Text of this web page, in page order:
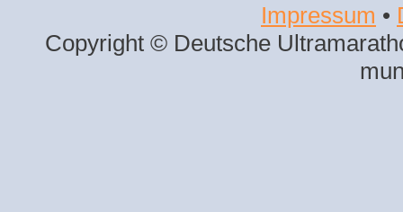
Impressum •
Copyright © Deutsche